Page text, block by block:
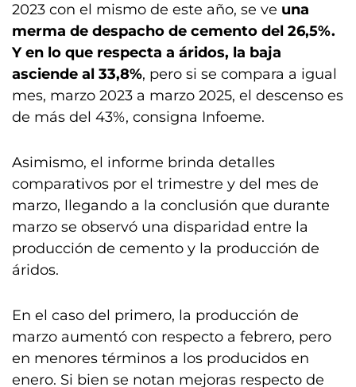
2023 con el mismo de este año, se ve una
merma de despacho de cemento del 26,5%.
Y en lo que respecta a áridos, la baja
asciende al 33,8%, pero si se compara a igual
mes, marzo 2023 a marzo 2025, el descenso es
de más del 43%, consigna Infoeme.
Asimismo, el informe brinda detalles
comparativos por el trimestre y del mes de
marzo, llegando a la conclusión que durante
marzo se observó una disparidad entre la
producción de cemento y la producción de
áridos.
En el caso del primero, la producción de
marzo aumentó con respecto a febrero, pero
en menores términos a los producidos en
enero. Si bien se notan mejoras respecto de